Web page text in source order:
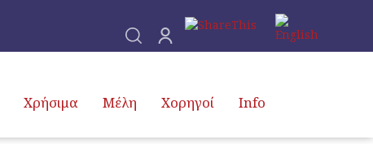
Χρήσιμα Μέλη Χορηγοί Info